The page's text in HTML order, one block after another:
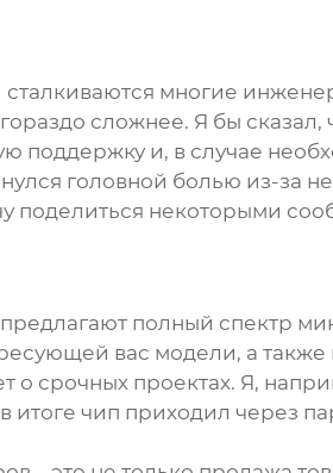
сталкиваются многие
сложнее. Я бы сказал,
поддержку и, в случае
головной болью из-за
поделиться некоторыми
полный спектр
вас модели, а также
о срочных проектах. Я,
итоге чип приходил через